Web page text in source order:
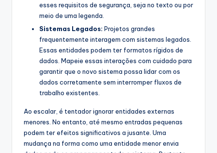
esses requisitos de segurança, seja no texto ou por
meio de uma legenda.
Sistemas Legados: Projetos grandes
frequentemente interagem com sistemas legados.
Essas entidades podem ter formatos rígidos de
dados. Mapeie essas interações com cuidado para
garantir que o novo sistema possa lidar com os
dados corretamente sem interromper fluxos de
trabalho existentes.
Ao escalar, é tentador ignorar entidades externas
menores. No entanto, até mesmo entradas pequenas
podem ter efeitos significativos a jusante. Uma
mudança na forma como uma entidade menor envia